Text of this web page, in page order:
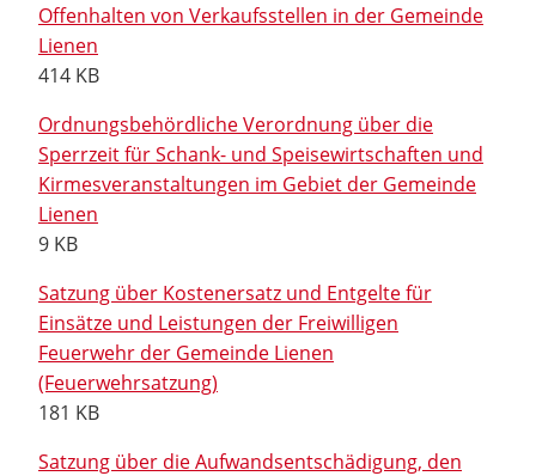
Offenhalten von Verkaufsstellen in der Gemeinde
Lienen
414 KB
Ordnungsbehördliche Verordnung über die
Sperrzeit für Schank- und Speisewirtschaften und
Kirmesveranstaltungen im Gebiet der Gemeinde
Lienen
9 KB
Satzung über Kostenersatz und Entgelte für
Einsätze und Leistungen der Freiwilligen
Feuerwehr der Gemeinde Lienen
(Feuerwehrsatzung)
181 KB
Satzung über die Aufwandsentschädigung, den